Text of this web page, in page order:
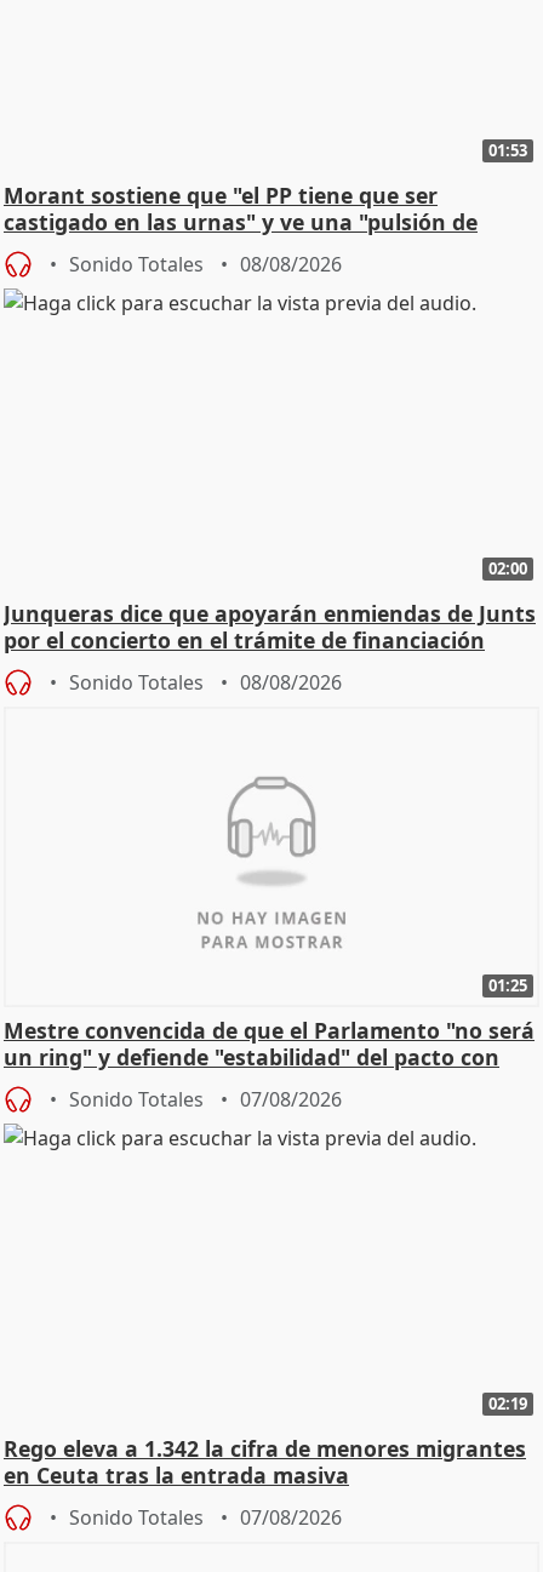
01:53
Morant sostiene que "el PP tiene que ser
castigado en las urnas" y ve una "pulsión de
cambio"
Sonido Totales 08/08/2026
02:00
Junqueras dice que apoyarán enmiendas de Junts
por el concierto en el trámite de financiación
Sonido Totales 08/08/2026
01:25
Mestre convencida de que el Parlamento "no será
un ring" y defiende "estabilidad" del pacto con
Vox
Sonido Totales 07/08/2026
02:19
Rego eleva a 1.342 la cifra de menores migrantes
en Ceuta tras la entrada masiva
Sonido Totales 07/08/2026